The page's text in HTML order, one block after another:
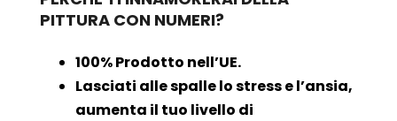
PITTURA CON NUMERI?
100% Prodotto nell’UE.
Lasciati alle spalle lo stress e l’ansia,
aumenta il tuo livello di